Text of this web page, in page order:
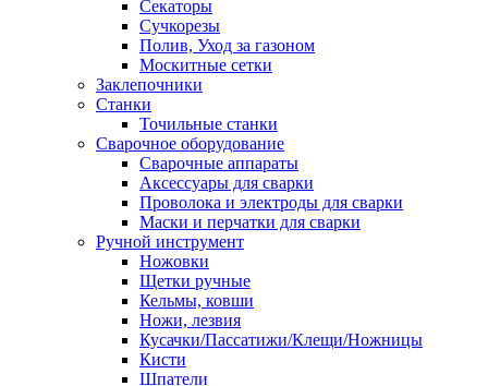
Секаторы
Сучкорезы
Полив, Уход за газоном
Москитные сетки
Заклепочники
Станки
Точильные станки
Сварочное оборудование
Сварочные аппараты
Аксессуары для сварки
Проволока и электроды для сварки
Маски и перчатки для сварки
Ручной инструмент
Ножовки
Щетки ручные
Кельмы, ковши
Ножи, лезвия
Кусачки/Пассатижи/Клещи/Ножницы
Кисти
Шпатели